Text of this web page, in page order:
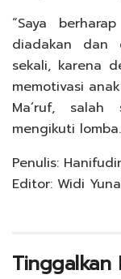
“Saya
diadakan dan
sekali, karena
memotivasi
Ma’ruf,
mengikuti lomba.
Penulis:
Editor: Widi
Tinggalkan